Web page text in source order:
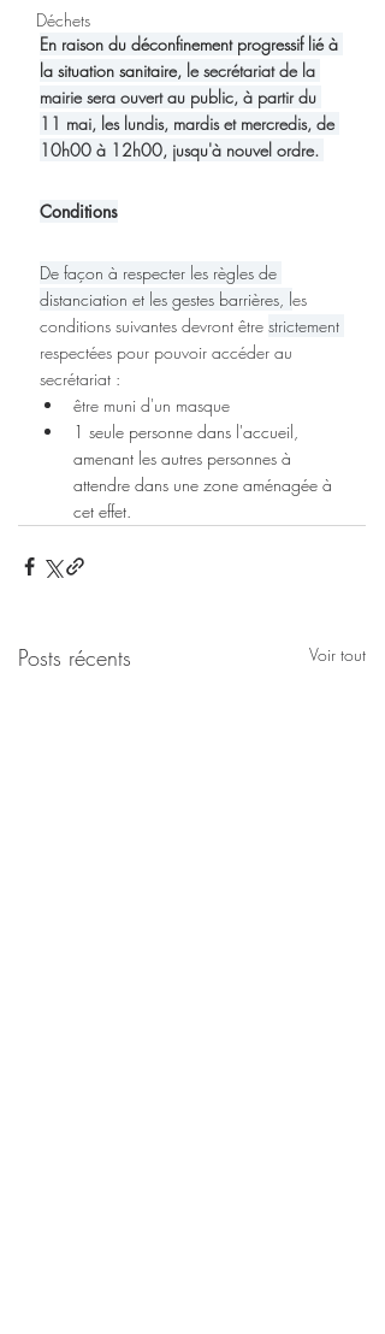
Déchets
En raison du déconfinement progressif lié à
la situation sanitaire, le secrétariat de la
mairie sera ouvert au public, à partir du
11 mai, les lundis, mardis et mercredis, de
10h00 à 12h00, jusqu'à nouvel ordre.
Conditions
De façon à respecter les règles de
distanciation et les gestes barrières, l es
conditions suivantes devront être strictement
respectées pour pouvoir accéder au
secrétariat :
être muni d'un masque
1 seule personne dans l'accueil,
amenant les autres personnes à
attendre dans une zone aménagée à
cet effet.
Posts récents Voir tout